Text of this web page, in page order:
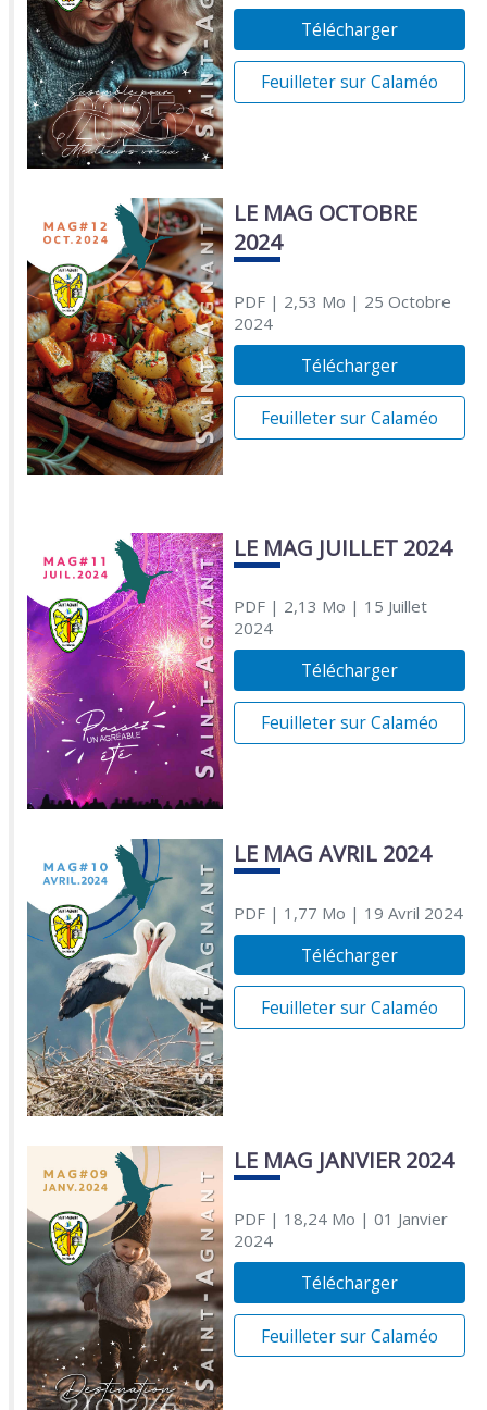
Télécharger
Feuilleter sur Calaméo
LE MAG OCTOBRE
2024
PDF| 2,53 Mo | 25 Octobre
2024
Télécharger
Feuilleter sur Calaméo
LE MAG JUILLET 2024
PDF| 2,13 Mo | 15 Juillet
2024
Télécharger
Feuilleter sur Calaméo
LE MAG AVRIL 2024
PDF| 1,77 Mo | 19 Avril 2024
Télécharger
Feuilleter sur Calaméo
LE MAG JANVIER 2024
PDF| 18,24 Mo | 01 Janvier
2024
Télécharger
Feuilleter sur Calaméo